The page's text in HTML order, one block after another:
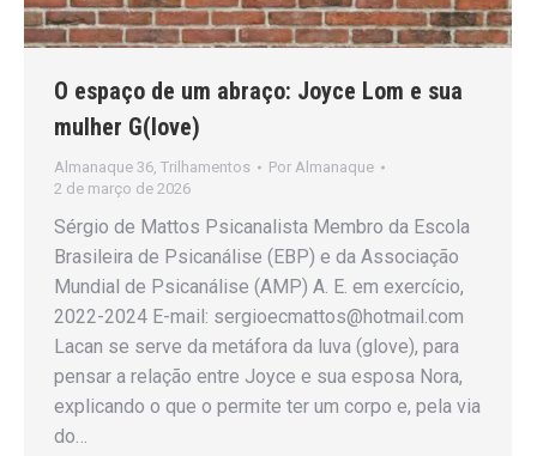
O espaço de um abraço: Joyce Lom e sua
mulher G(love)
Almanaque 36 Trilhamentos Por Almanaque
2 de março de 2026
Sérgio de Mattos Psicanalista Membro da Escola
Brasileira de Psicanálise (EBP) e da Associação
Mundial de Psicanálise (AMP) A. E. em exercício,
2022-2024 E-mail: sergioecmattos@hotmail.com
Lacan se serve da metáfora da luva (glove), para
pensar a relação entre Joyce e sua esposa Nora,
explicando o que o permite ter um corpo e, pela via
do…